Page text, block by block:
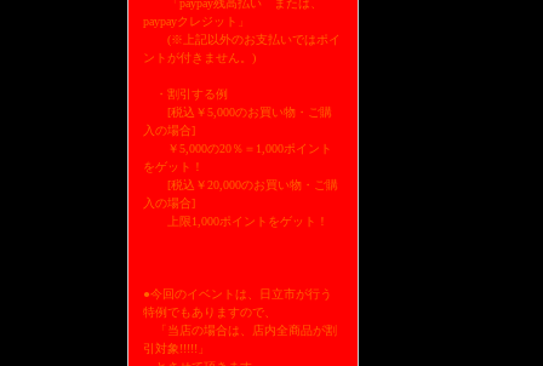
「paypay残高払い または、
paypayクレジット」
(※上記以外のお支払いではポイ
ントが付きません。)
・割引する例
[税込￥5,000のお買い物・ご購
入の場合]
￥5,000の20％＝1,000ポイント
をゲット！
[税込￥20,000のお買い物・ご購
入の場合]
上限1,000ポイントをゲット！
●今回のイベントは、日立市が行う
特例でもありますので、
「当店の場合は、店内全商品が割
引対象!!!!!」